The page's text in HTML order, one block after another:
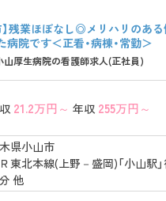
】残業ほぼなし◎メリハリのあ
院です＜正看・病棟・常勤＞
厚生病院の看護師求人(正社員)
21.2万円～ 年収 255万円～
県小山市
東北本線(上野－盛岡)「小山駅
他